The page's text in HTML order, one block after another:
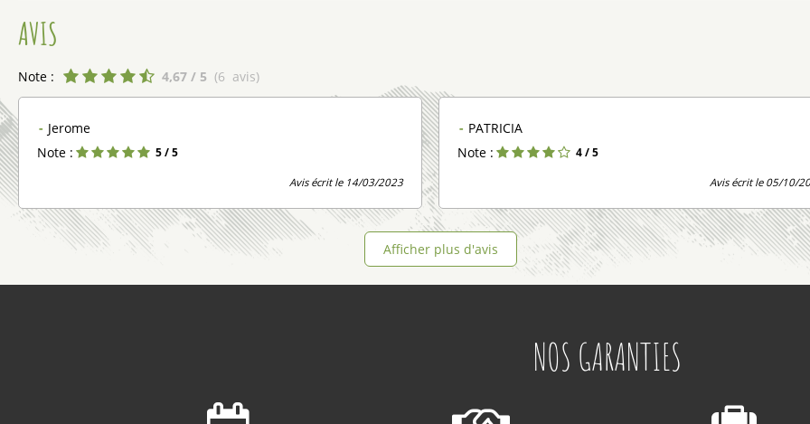
AVIS
Note : 4,67 / 5 (6 avis)
Jerome
Note :
5 / 5
Avis écrit le 14/03/2023
PATRICIA
Note :
4 / 5
Avis écrit le 05/10/
Afficher plus d'avis
NOS GARANTIES